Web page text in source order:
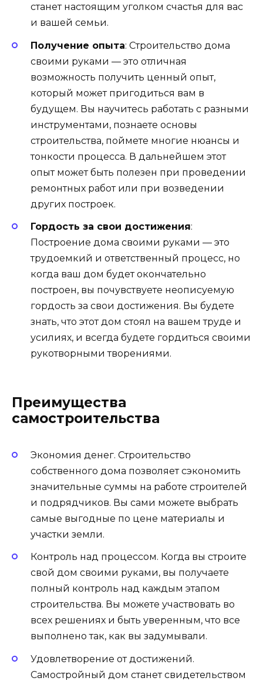
станет настоящим уголком счастья для вас
и вашей семьи.
Получение опыта: Строительство дома
своими руками — это отличная
возможность получить ценный опыт,
который может пригодиться вам в
будущем. Вы научитесь работать с разными
инструментами, познаете основы
строительства, поймете многие нюансы и
тонкости процесса. В дальнейшем этот
опыт может быть полезен при проведении
ремонтных работ или при возведении
других построек.
Гордость за свои достижения:
Построение дома своими руками — это
трудоемкий и ответственный процесс, но
когда ваш дом будет окончательно
построен, вы почувствуете неописуемую
гордость за свои достижения. Вы будете
знать, что этот дом стоял на вашем труде и
усилиях, и всегда будете гордиться своими
рукотворными творениями.
Преимущества
самостроительства
Экономия денег. Строительство
собственного дома позволяет сэкономить
значительные суммы на работе строителей
и подрядчиков. Вы сами можете выбрать
самые выгодные по цене материалы и
участки земли.
Контроль над процессом. Когда вы строите
свой дом своими руками, вы получаете
полный контроль над каждым этапом
строительства. Вы можете участвовать во
всех решениях и быть уверенным, что все
выполнено так, как вы задумывали.
Удовлетворение от достижений.
Самостройный дом станет свидетельством